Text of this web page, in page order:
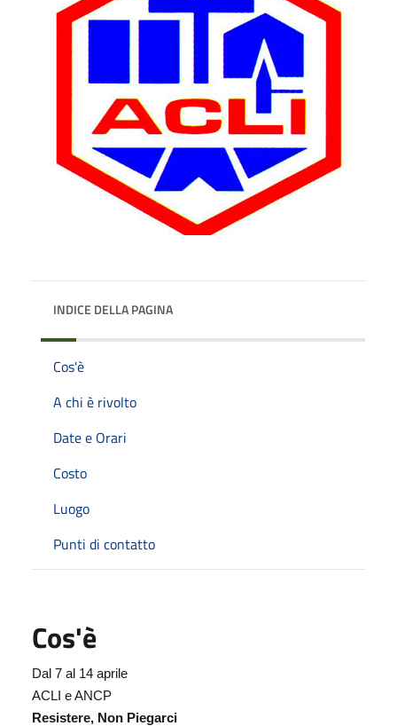
INDICE DELLA PAGINA
Cos'è
A chi è rivolto
Date e Orari
Costo
Luogo
Punti di contatto
Cos'è
Dal 7 al 14 aprile
ACLI e ANCP
Resistere, Non Piegarci